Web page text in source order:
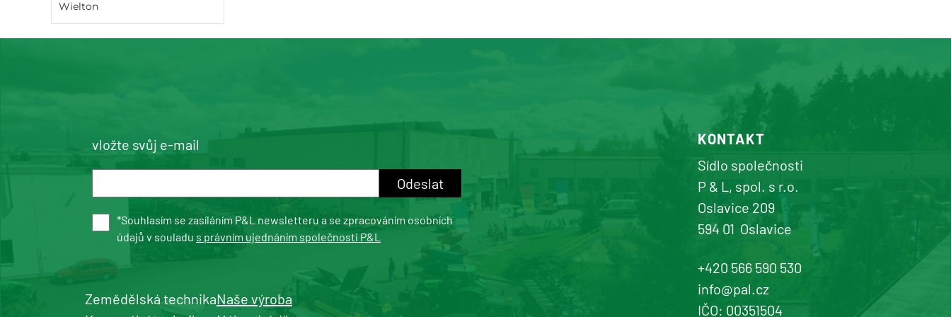
Wielton
KONTAKT
Sídlo společnosti
P & L, spol. s r.o.
Oslavice 209
594 01 Oslavice
+420 566 590 530
info@pal.cz
IČO: 00351504
vložte svůj e-mail
*Souhlasím se zasíláním P&L newsletteru a se zpracováním osobních
údajů v souladu s právním ujednáním společnosti P&L
Zemědělská technikaNaše výroba